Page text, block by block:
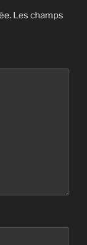
Les champs